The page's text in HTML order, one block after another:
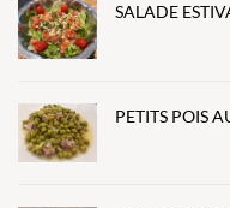
SALADE
PETITS POIS